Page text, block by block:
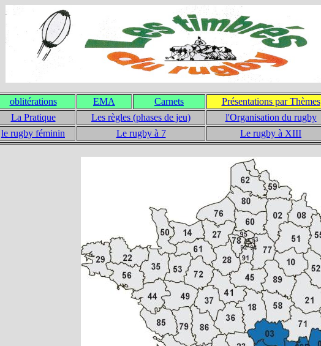
oblitérations EMA Carnets Présentations par Thèmes
La Pratique Les règles (phases de jeu) l'Organisation du rugby
le rugby féminin Le rugby à 7 Le rugby à XIII